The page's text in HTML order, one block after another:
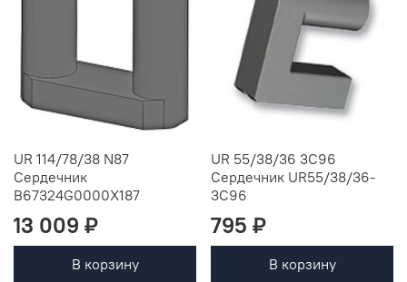
UR 114/78/38 N87
Сердечник
B67324G0000X187
13 009 ₽
В корзину
UR 55/38/36 3C96
Сердечник UR55/38/36-
3C96
795 ₽
В корзину